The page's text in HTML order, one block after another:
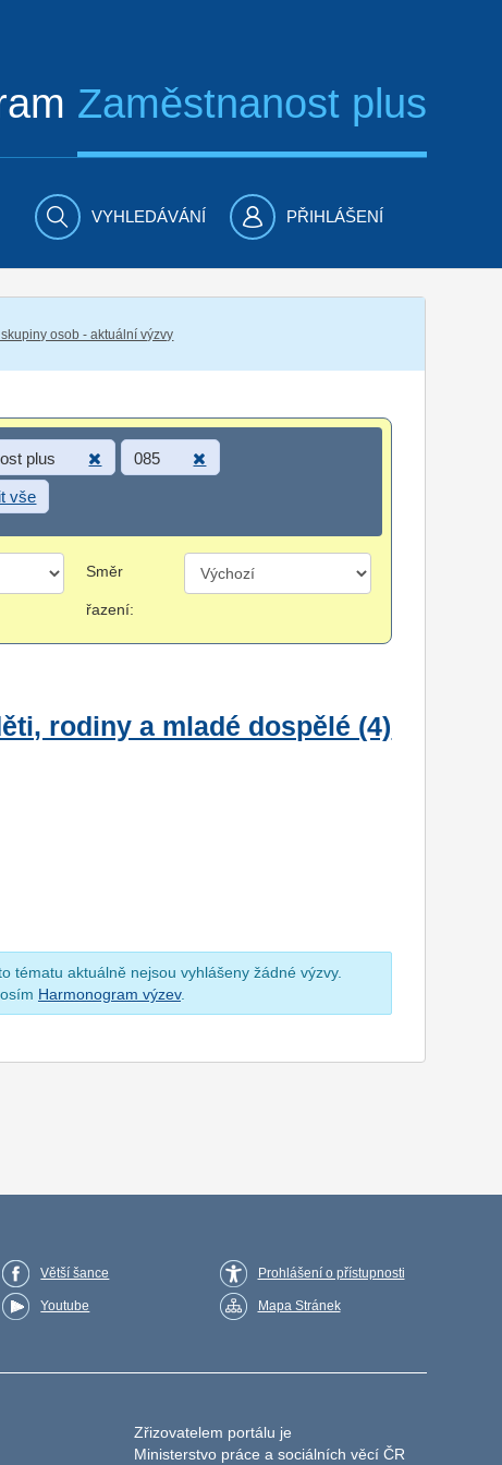
Zaměstnanost plus
VYHLEDÁVÁNÍ PŘIHLÁŠENÍ
osob - aktuální výzvy
plus 085
vše
Směr
řazení:
rodiny a mladé dospělé (4)
tématu aktuálně nejsou vyhlášeny žádné výzvy.
Harmonogram výzev.
Větší šance
Youtube
Prohlášení o přístupnosti
Mapa Stránek
Zřizovatelem portálu je
Ministerstvo práce a sociálních věcí ČR